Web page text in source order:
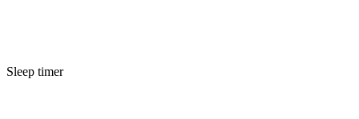
Sleep timer